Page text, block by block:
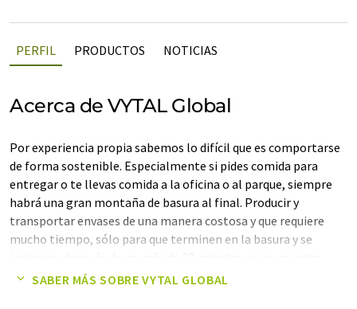
PERFIL PRODUCTOS NOTICIAS
Acerca de VYTAL Global
Por experiencia propia sabemos lo difícil que es comportarse
de forma sostenible. Especialmente si pides comida para
entregar o te llevas comida a la oficina o al parque, siempre
habrá una gran montaña de basura al final. Producir y
transportar envases de una manera costosa y que requiere
mucho tiempo, sólo para que terminen en la basura y se
opinión un enorme desperdicio de recursos. Fundamos VYTAL
SABER MÁS SOBRE VYTAL GLOBAL